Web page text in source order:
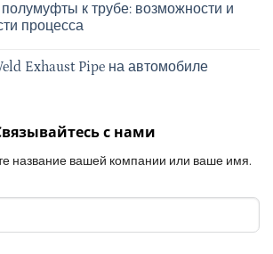
к трубе: возможности и
процесса
Exhaust Pipe на автомобиле
с нами
название вашей компании или ваше имя.